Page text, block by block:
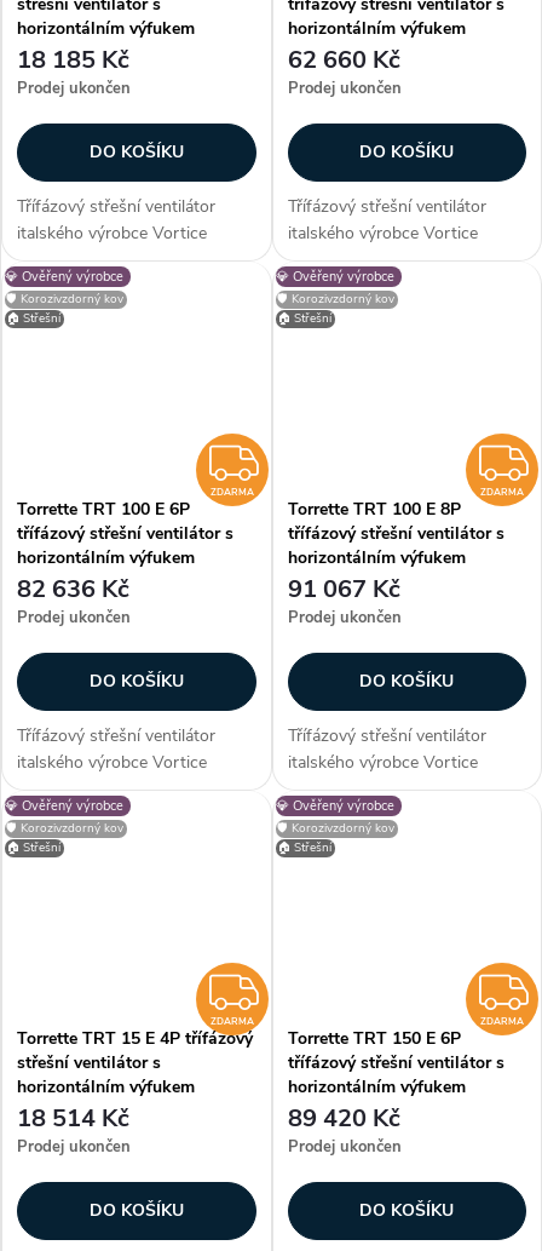
střešní ventilátor s
horizontálním výfukem
18 185 Kč
Prodej ukončen
DO KOŠÍKU
Třífázový střešní ventilátor
italského výrobce Vortice
Torrette TRT 10 E 4P s
horizontálním výfukem vhodný
pro montáž na střechy
třífázový střešní ventilátor s
horizontálním výfukem
62 660 Kč
Prodej ukončen
DO KOŠÍKU
Třífázový střešní ventilátor
italského výrobce Vortice
Torrette TRT 100 E 4P s
horizontálním výfukem vhodný
pro montáž na střechy
💎 Ověřený výrobce
🛡️ Korozivzdorný kov
🏠 Střešní
ZDARMA
ZDARMA
Torrette TRT 100 E 6P
třífázový střešní ventilátor s
horizontálním výfukem
82 636 Kč
Prodej ukončen
DO KOŠÍKU
Třífázový střešní ventilátor
italského výrobce Vortice
Torrette TRT 100 E 6P s
horizontálním výfukem vhodný
pro montáž na střechy
💎 Ověřený výrobce
🛡️ Korozivzdorný kov
🏠 Střešní
ZDARMA
Torrette TRT 100 E 8P
třífázový střešní ventilátor s
horizontálním výfukem
91 067 Kč
Prodej ukončen
DO KOŠÍKU
Třífázový střešní ventilátor
italského výrobce Vortice
Torrette TRT 100 E 8P s
horizontálním výfukem vhodný
pro montáž na střechy
💎 Ověřený výrobce
🛡️ Korozivzdorný kov
🏠 Střešní
ZDARMA
ZDARMA
Torrette TRT 15 E 4P třífázový
střešní ventilátor s
horizontálním výfukem
18 514 Kč
Prodej ukončen
DO KOŠÍKU
💎 Ověřený výrobce
🛡️ Korozivzdorný kov
🏠 Střešní
ZDARMA
Torrette TRT 150 E 6P
třífázový střešní ventilátor s
horizontálním výfukem
89 420 Kč
Prodej ukončen
DO KOŠÍKU